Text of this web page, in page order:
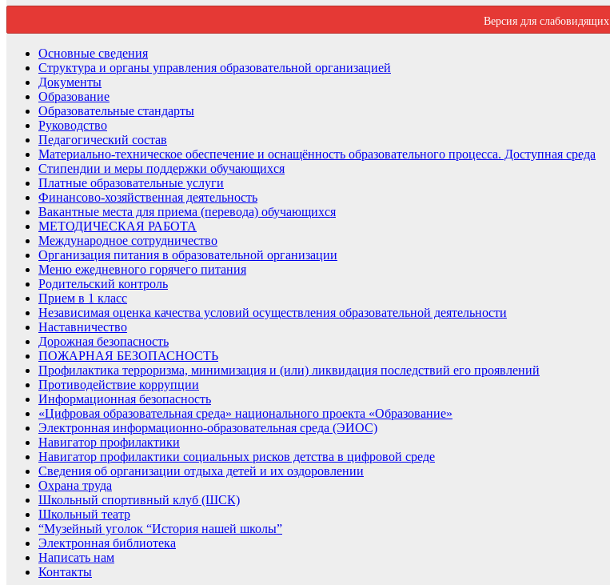
Версия для слабовидящих
Основные сведения
Структура и органы управления образовательной организацией
Документы
Образование
Образовательные стандарты
Руководство
Педагогический состав
Материально-техническое обеспечение и оснащённость образовательного процесса. Доступная среда
Стипендии и меры поддержки обучающихся
Платные образовательные услуги
Финансово-хозяйственная деятельность
Вакантные места для приема (перевода) обучающихся
МЕТОДИЧЕСКАЯ РАБОТА
Международное сотрудничество
Организация питания в образовательной организации
Меню ежедневного горячего питания
Родительский контроль
Прием в 1 класс
Независимая оценка качества условий осуществления образовательной деятельности
Наставничество
Дорожная безопасность
ПОЖАРНАЯ БЕЗОПАСНОСТЬ
Профилактика терроризма, минимизация и (или) ликвидация последствий его проявлений
Противодействие коррупции
Информационная безопасность
«Цифровая образовательная среда» национального проекта «Образование»
Электронная информационно-образовательная среда (ЭИОС)
Навигатор профилактики
Навигатор профилактики социальных рисков детства в цифровой среде
Сведения об организации отдыха детей и их оздоровлении
Охрана труда
Школьный спортивный клуб (ШСК)
Школьный театр
“Музейный уголок “История нашей школы”
Электронная библиотека
Написать нам
Контакты